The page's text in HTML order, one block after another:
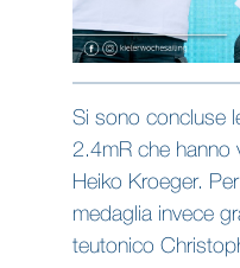
Si sono concluse
2.4mR che hanno
Heiko Kroeger.
medaglia invece
teutonico